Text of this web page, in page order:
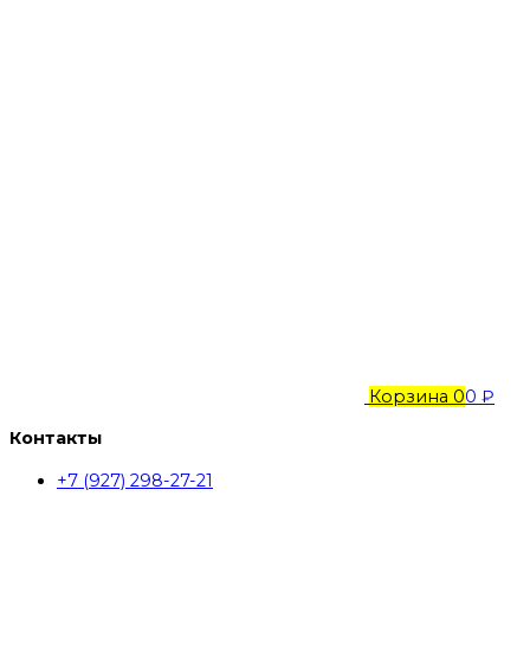
Корзина 00 ₽
Контакты
+7 (927) 298-27-21